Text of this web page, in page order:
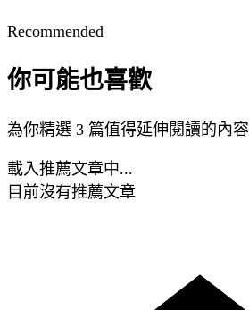
Recommended
你可能也喜歡
為你精選 3 篇值得延伸閱讀的內容
載入推薦文章中...
目前沒有推薦文章